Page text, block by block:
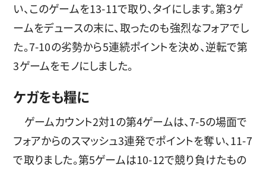
い、このゲームを13-11で取り、タイにします。第3ゲ
ームをデュースの末に、取ったのも強烈なフォアでし
た。7-10の劣勢から5連続ポイントを決め、逆転で第
3ゲームをモノにしました。
ケガをも糧に
ゲームカウント2対1の第4ゲームは、7-5の場面で
フォアからのスマッシュ3連発でポイントを奪い、11-7
で取りました。第5ゲームは10-12で競り負けたもの